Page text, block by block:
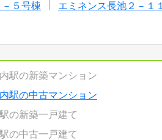
５号棟 エミネンス長池２－１１
駅の新築マンション
駅の中古マンション
の新築一戸建て
の中古一戸建て